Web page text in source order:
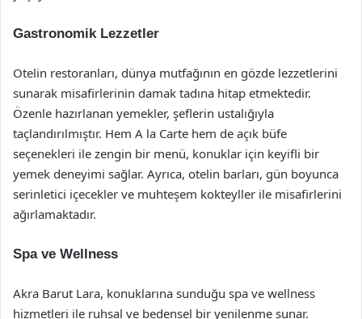
Gastronomik Lezzetler
Otelin restoranları, dünya mutfağının en gözde lezzetlerini
sunarak misafirlerinin damak tadına hitap etmektedir.
Özenle hazırlanan yemekler, şeflerin ustalığıyla
taçlandırılmıştır. Hem A la Carte hem de açık büfe
seçenekleri ile zengin bir menü, konuklar için keyifli bir
yemek deneyimi sağlar. Ayrıca, otelin barları, gün boyunca
serinletici içecekler ve muhteşem kokteyller ile misafirlerini
ağırlamaktadır.
Spa ve Wellness
Akra Barut Lara, konuklarına sunduğu spa ve wellness
hizmetleri ile ruhsal ve bedensel bir yenilenme sunar.